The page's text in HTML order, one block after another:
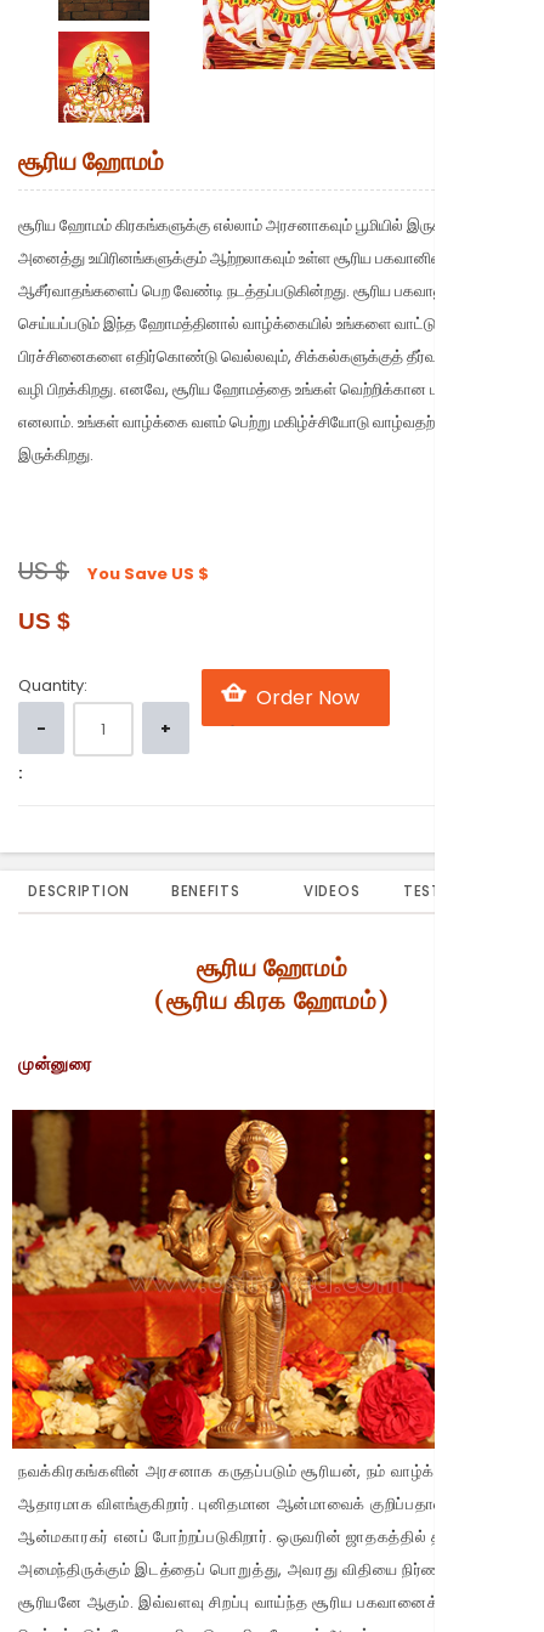
சூரிய ஹோமம்
சூரிய ஹோமம் கிரகங்களுக்கு எல்லாம் அரசனாகவும் பூமியில் இருக்கும்
அனைத்து உயிரினங்களுக்கும் ஆற்றலாகவும் உள்ள சூரிய பகவானின்
ஆசீர்வாதங்களைப் பெற வேண்டி நடத்தப்படுகின்றது. சூரிய பகவானுக்காக
செய்யப்படும் இந்த ஹோமத்தினால் வாழ்க்கையில் உங்களை வாட்டும்
பிரச்சினைகளை எதிர்கொண்டு வெல்லவும், சிக்கல்களுக்குத் தீர்வு காணவும்
வழி பிறக்கிறது. எனவே, சூரிய ஹோமத்தை உங்கள் வெற்றிக்கான படிக்கட்டு
எனலாம். உங்கள் வாழ்க்கை வளம் பெற்று மகிழ்ச்சியோடு வாழ்வதற்கு உதவியாக
இருக்கிறது.
US $ You Save US $
US $
Quantity:
:
DESCRIPTION BENEFITS VIDEOS TESTIMONIALS
சூரிய ஹோமம்
(சூரிய கிரக ஹோமம்)
முன்னுரை
நவக்கிரகங்களின் அரசனாக கருதப்படும் சூரியன், நம் வாழ்க்கையின்
ஆதாரமாக விளங்குகிறார். புனிதமான ஆன்மாவைக் குறிப்பதால்,
ஆன்மகாரகர் எனப் போற்றப்படுகிறார். ஒருவரின் ஜாதகத்தில் தான்
அமைந்திருக்கும் இடத்தைப் பொறுத்து, அவரது விதியை நிர்ணயிப்பது
சூரியனே ஆகும். இவ்வளவு சிறப்பு வாய்ந்த சூரிய பகவானைக் குறித்துச்